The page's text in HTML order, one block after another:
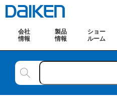
会社
情報
製品
情報
ショー
ルーム